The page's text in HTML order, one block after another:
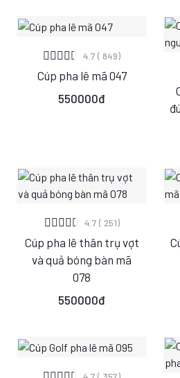
XEM CHI TIẾT
S M L
4.7 ( 849)
Cúp pha lê mã 047
550000đ
XEM CHI TIẾT
S M L
4.7 ( 251)
Cúp pha lê thân trụ vợt
và quả bóng bàn mã
078
550000đ
XEM CHI TIẾT